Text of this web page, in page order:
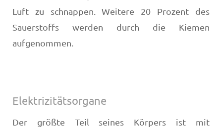
Luft zu schnappen. Weitere 20 Prozent des
Sauerstoffs werden durch die Kiemen
aufgenommen.
Elektrizitätsorgane
Der größte Teil seines Körpers ist mit